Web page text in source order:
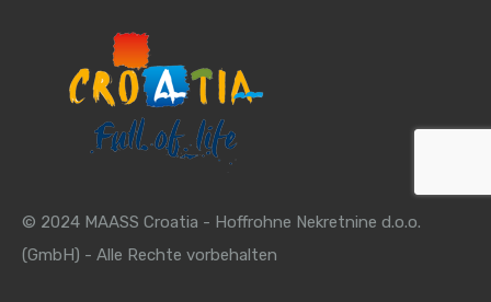
© 2024 MAASS Croatia - Hoffrohne Nekretnine d.o.o.
(GmbH) - Alle Rechte vorbehalten